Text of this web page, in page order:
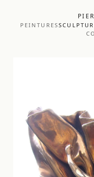
PEINTURES